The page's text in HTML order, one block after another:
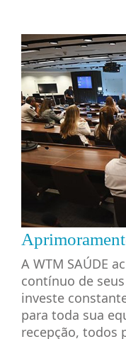
A WTM SAÚDE
contínuo de
investe
para toda sua
recepção, todos